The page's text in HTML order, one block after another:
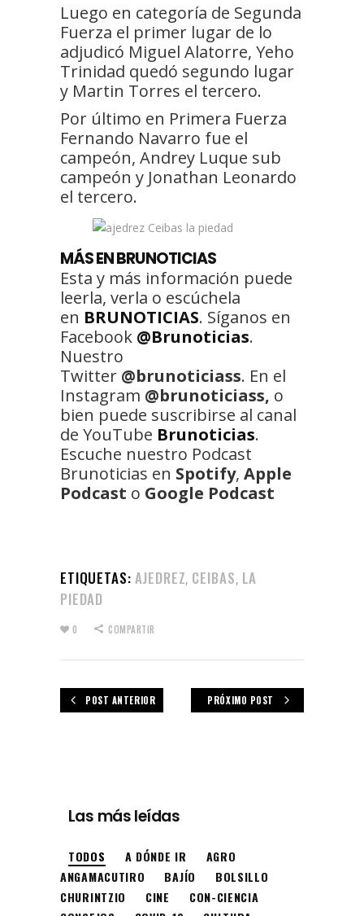
Luego en categoría de Segunda
Fuerza el primer lugar de lo
adjudicó Miguel Alatorre, Yeho
Trinidad quedó segundo lugar
y Martin Torres el tercero.
Por último en Primera Fuerza
Fernando Navarro fue el
campeón, Andrey Luque sub
campeón y Jonathan Leonardo
el tercero.
MÁS EN BRUNOTICIAS
Esta y más información puede
leerla, verla o escúchela
en BRUNOTICIAS. Síganos en
Facebook @Brunoticias.
Nuestro
Twitter @brunoticiass. En el
Instagram @brunoticiass, o
bien puede suscribirse al canal
de YouTube Brunoticias.
Escuche nuestro Podcast
Brunoticias en Spotify, Apple
Podcast o Google Podcast
ETIQUETAS: AJEDREZ, CEIBAS, LA
PIEDAD
0 COMPARTIR
POST ANTERIOR PRÓXIMO POST
Las más leídas
TODOS A DÓNDE IR
AGRO
ANGAMACUTIRO
BAJÍO
BOLSILLO
CHURINTZIO
CINE
CON-CIENCIA